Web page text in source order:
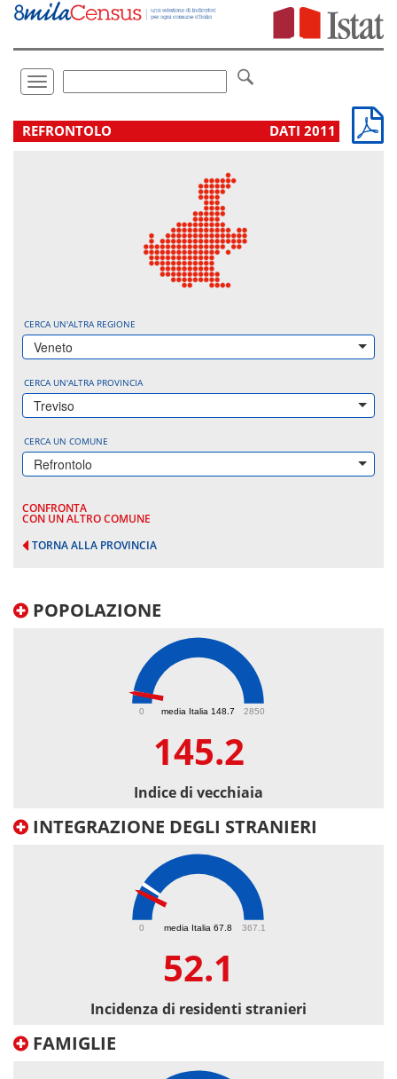
Vai
direttamente
Toggle
navigation
.
REFRONTOLO DATI 2011
CERCA UN'ALTRA REGIONE
Veneto
CERCA UN'ALTRA PROVINCIA
Treviso
CERCA UN COMUNE
Refrontolo
CONFRONTA
CON UN ALTRO COMUNE
TORNA ALLA PROVINCIA
POPOLAZIONE
media Italia 148.7
0 2850
145.2
Indice di vecchiaia
INTEGRAZIONE DEGLI STRANIERI
media Italia 67.8
0 367.1
52.1
Incidenza di residenti stranieri
FAMIGLIE